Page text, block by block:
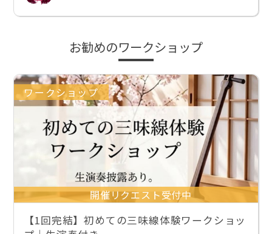
お勧めのワークショップ
ワークショップ
開催リクエスト受付中
【1回完結】初めての三味線体験ワークショッ